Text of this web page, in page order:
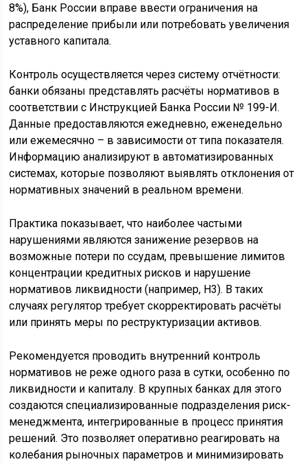
8%), Банк России вправе ввести ограничения на
распределение прибыли или потребовать увеличения
уставного капитала.
Контроль осуществляется через систему отчётности:
банки обязаны представлять расчёты нормативов в
соответствии с Инструкцией Банка России № 199-И.
Данные предоставляются ежедневно, еженедельно
или ежемесячно – в зависимости от типа показателя.
Информацию анализируют в автоматизированных
системах, которые позволяют выявлять отклонения от
нормативных значений в реальном времени.
Практика показывает, что наиболее частыми
нарушениями являются занижение резервов на
возможные потери по ссудам, превышение лимитов
концентрации кредитных рисков и нарушение
нормативов ликвидности (например, Н3). В таких
случаях регулятор требует скорректировать расчёты
или принять меры по реструктуризации активов.
Рекомендуется проводить внутренний контроль
нормативов не реже одного раза в сутки, особенно по
ликвидности и капиталу. В крупных банках для этого
создаются специализированные подразделения риск-
менеджмента, интегрированные в процесс принятия
решений. Это позволяет оперативно реагировать на
колебания рыночных параметров и минимизировать